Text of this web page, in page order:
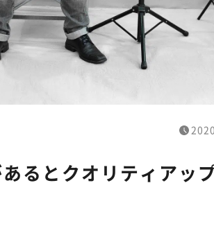
るとクオリティアッ